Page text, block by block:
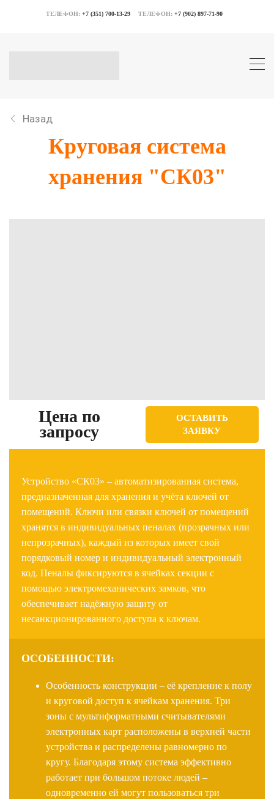
ТЕЛЕФОН: +7 (351) 700-13-29 ТЕЛЕФОН: +7 (902) 897-71-90
Назад
Круговая система
хранения "СК03"
Устройство «СК03» – автоматизированная система,
предназначенная для хранения и учёта ключей от
помещений. Ключи или связки ключей от помещений
хранятся в индивидуальных пеналах (прозрачных или
непрозрачных), каждый из которых имеет свой
порядковый номер и индивидуальный электронный
код. Пеналы фиксируются в ячейках секции с
помощью электромеханических замков, что
обеспечивает надёжную защиту от
несанкционированного доступа к ключам.
ОСОБЕННОСТИ:
Особенность конструкции – её крепление к полу
и круговой доступ к ячейкам хранения. Три
зоны с мультиформатными считывателями
электронных карт расположены в верхней части
устройства и распределены равномерно по
кругу. Благодаря этому система эффективно
работает при большом потоке людей –
одновременно ей могут пользоваться три
Цена по
запросу
ОСТАВИТЬ
ЗАЯВКУ